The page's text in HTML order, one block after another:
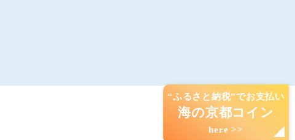
“ふるさと納税”でお支払い
海の京都コイン
here >>